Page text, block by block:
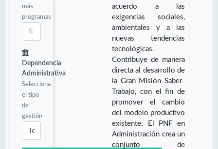
más
programas
Dependencia
Administrativa
Selecciona
el tipo
de
gestión
acuerdo a las
exigencias sociales,
ambientales y a las
nuevas tendencias
tecnológicas.
Contribuye de manera
directa al desarrollo de
la Gran Misión Saber-
Trabajo, con el fin de
promover el cambio
del modelo productivo
existente. El PNF en
Administración crea un
conjunto de